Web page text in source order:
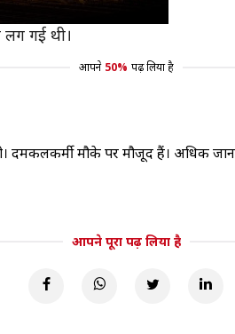
नुकसान हुआ है।
गई थी।
आपने 50% पढ़ लिया है
मौके पर मौजूद हैं। अधिक
आपने पूरा पढ़ लिया है